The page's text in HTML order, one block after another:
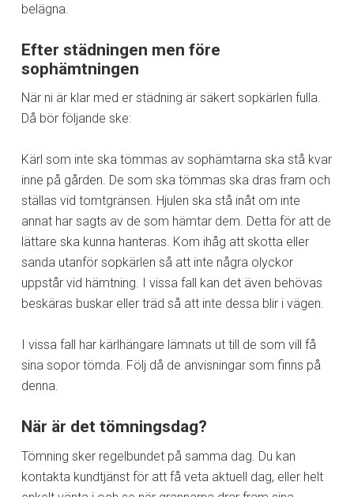
belägna.
Efter städningen men före
sophämtningen
När ni är klar med er städning är säkert sopkärlen fulla.
Då bör följande ske:
Kärl som inte ska tömmas av sophämtarna ska stå kvar
inne på gården. De som ska tömmas ska dras fram och
ställas vid tomtgränsen. Hjulen ska stå inåt om inte
annat har sagts av de som hämtar dem. Detta för att de
lättare ska kunna hanteras. Kom ihåg att skotta eller
sanda utanför sopkärlen så att inte några olyckor
uppstår vid hämtning. I vissa fall kan det även behövas
beskäras buskar eller träd så att inte dessa blir i vägen.
I vissa fall har kärlhängare lämnats ut till de som vill få
sina sopor tömda. Följ då de anvisningar som finns på
denna.
När är det tömningsdag?
Tömning sker regelbundet på samma dag. Du kan
kontakta kundtjänst för att få veta aktuell dag, eller helt